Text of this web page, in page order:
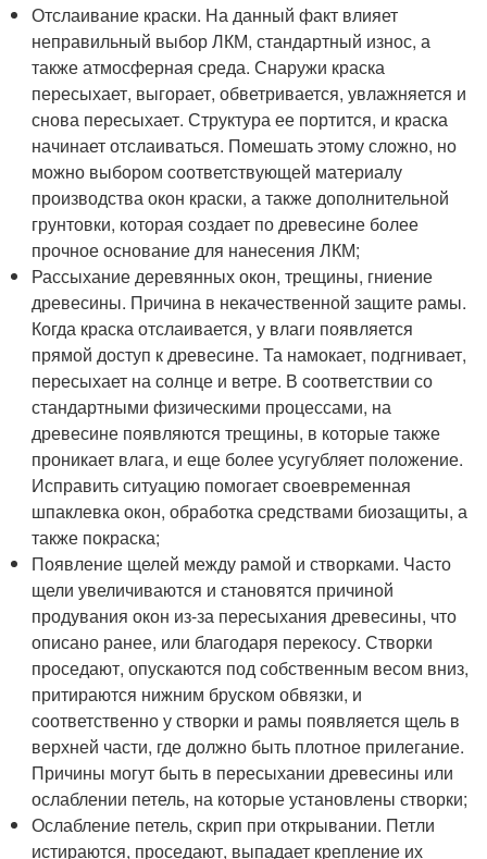
Отслаивание краски. На данный факт влияет
неправильный выбор ЛКМ, стандартный износ, а
также атмосферная среда. Снаружи краска
пересыхает, выгорает, обветривается, увлажняется и
снова пересыхает. Структура ее портится, и краска
начинает отслаиваться. Помешать этому сложно, но
можно выбором соответствующей материалу
производства окон краски, а также дополнительной
грунтовки, которая создает по древесине более
прочное основание для нанесения ЛКМ;
Рассыхание деревянных окон, трещины, гниение
древесины. Причина в некачественной защите рамы.
Когда краска отслаивается, у влаги появляется
прямой доступ к древесине. Та намокает, подгнивает,
пересыхает на солнце и ветре. В соответствии со
стандартными физическими процессами, на
древесине появляются трещины, в которые также
проникает влага, и еще более усугубляет положение.
Исправить ситуацию помогает своевременная
шпаклевка окон, обработка средствами биозащиты, а
также покраска;
Появление щелей между рамой и створками. Часто
щели увеличиваются и становятся причиной
продувания окон из-за пересыхания древесины, что
описано ранее, или благодаря перекосу. Створки
проседают, опускаются под собственным весом вниз,
притираются нижним бруском обвязки, и
соответственно у створки и рамы появляется щель в
верхней части, где должно быть плотное прилегание.
Причины могут быть в пересыхании древесины или
ослаблении петель, на которые установлены створки;
Ослабление петель, скрип при открывании. Петли
истираются, проседают, выпадает крепление их